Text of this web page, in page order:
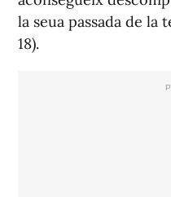
la seua passada de la
18).